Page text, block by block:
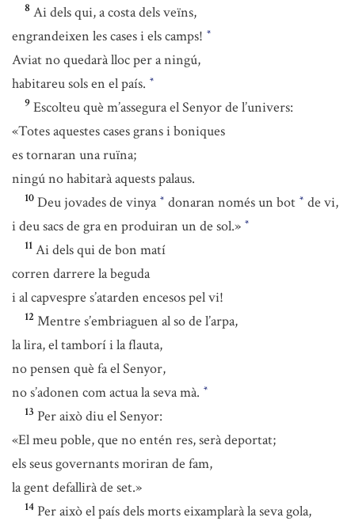
8 Ai dels qui, a costa dels veïns,
engrandeixen les cases i els camps! *
Aviat no quedarà lloc per a ningú,
habitareu sols en el país. *
9 Escolteu què m’assegura el Senyor de l’univers:
«Totes aquestes cases grans i boniques
es tornaran una ruïna;
ningú no habitarà aquests palaus.
10 Deu jovades de vinya * donaran només un bot * de vi,
i deu sacs de gra en produiran un de sol.» *
11 Ai dels qui de bon matí
corren darrere la beguda
i al capvespre s’atarden encesos pel vi!
12 Mentre s’embriaguen al so de l’arpa,
la lira, el tamborí i la flauta,
no pensen què fa el Senyor,
no s’adonen com actua la seva mà. *
13 Per això diu el Senyor:
«El meu poble, que no entén res, serà deportat;
els seus governants moriran de fam,
la gent defallirà de set.»
14 Per això el país dels morts eixamplarà la seva gola,